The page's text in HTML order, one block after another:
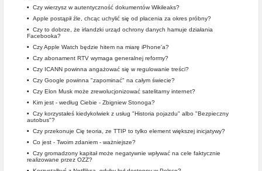
• Czy wierzysz w autentyczność dokumentów Wikileaks?
• Apple postąpił źle, chcąc uchylić się od płacenia za okres próbny?
• Czy to dobrze, że irlandzki urząd ochrony danych hamuje działania
Facebooka?
• Czy Apple Watch będzie hitem na miarę iPhone'a?
• Czy abonament RTV wymaga generalnej reformy?
• Czy ICANN powinna angażować się w regulowanie treści?
• Czy Google powinna "zapominać" na całym świecie?
• Czy Elon Musk może zrewolucjonizować satelitarny internet?
• Kim jest - według Ciebie - Zbigniew Stonoga?
• Czy korzystałeś kiedykolwiek z usług "Historia pojazdu" albo "Bezpieczny
autobus"?
• Czy przekonuje Cię teoria, ze TTIP to tylko element większej inicjatywy?
• Co jest - Twoim zdaniem - ważniejsze?
• Czy gromadzony kapitał może negatywnie wpływać na cele faktycznie
realizowane przez OZZ?